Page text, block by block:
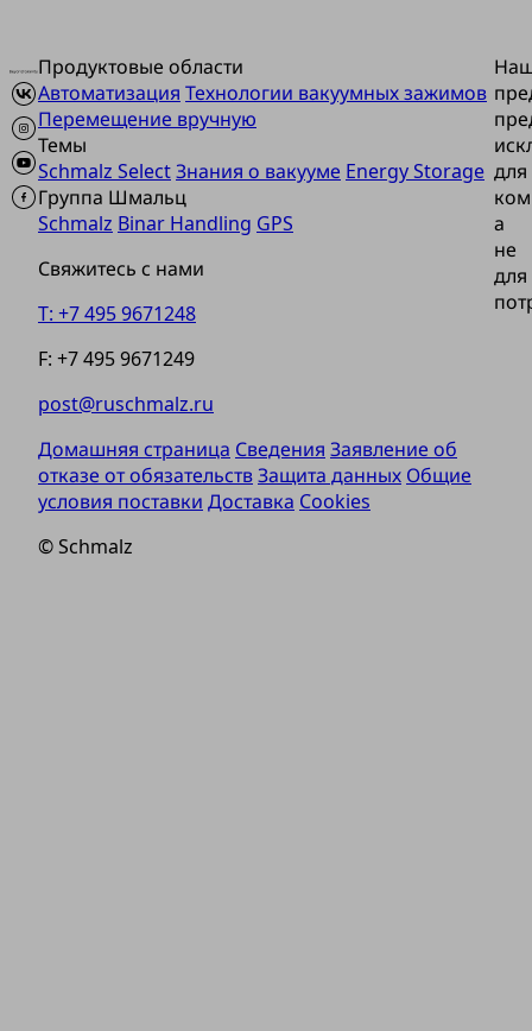
Продуктовые области
Автоматизация Технологии вакуумных зажимов
Перемещение вручную
Темы
Schmalz SelectЗнания о вакууме Energy Storage
Группа Шмальц
Schmalz Binar Handling GPS
Свяжитесь с нами
T: +7 495 9671248
F: +7 495 9671249
post@ruschmalz.ru
для
а
не
для
Домашняя страница Сведения Заявление об
отказе от обязательствЗащита данных Общие
условия поставки Доставка Cookies
© Schmalz